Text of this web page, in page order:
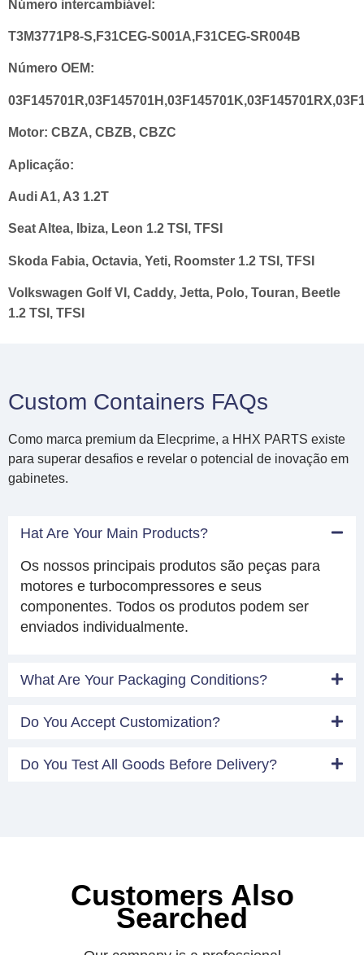
Número intercambiável:
T3M3771P8-S,F31CEG-S001A,F31CEG-SR004B
Número OEM:
Motor: CBZA, CBZB, CBZC
Aplicação:
Audi A1, A3 1.2T
Seat Altea, Ibiza, Leon 1.2 TSI, TFSI
Skoda Fabia, Octavia, Yeti, Roomster 1.2 TSI, TFSI
Volkswagen Golf VI, Caddy, Jetta, Polo, Touran, Beetle
1.2 TSI, TFSI
Custom Containers FAQs
Como marca premium da Elecprime, a HHX PARTS existe
para superar desafios e revelar o potencial de inovação em
gabinetes.
Hat Are Your Main Products?
Os nossos principais produtos são peças para
motores e turbocompressores e seus
componentes. Todos os produtos podem ser
enviados individualmente.
What Are Your Packaging Conditions?
Do You Accept Customization?
Do You Test All Goods Before Delivery?
Customers Also
Searched